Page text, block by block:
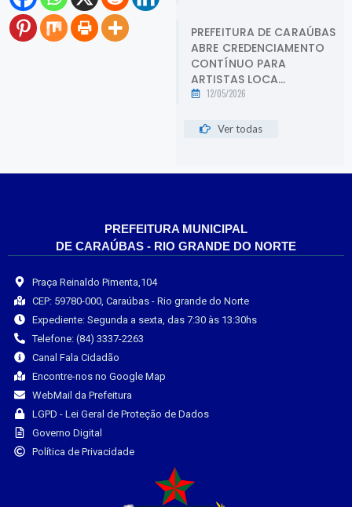
PREFEITURA DE CARAÚBAS
ABRE CREDENCIAMENTO
CONTÍNUO PARA
ARTISTAS LOCA...
12/05/2026
Ver todas
PREFEITURA MUNICIPAL
DE CARAÚBAS - RIO GRANDE DO NORTE
Praça Reinaldo Pimenta,104
CEP: 59780-000, Caraúbas - Rio grande do Norte
Expediente: Segunda a sexta, das 7:30 às 13:30hs
Telefone: (84) 3337-2263
Canal Fala Cidadão
Encontre-nos no Google Map
WebMail da Prefeitura
LGPD - Lei Geral de Proteção de Dados
Governo Digital
Política de Privacidade